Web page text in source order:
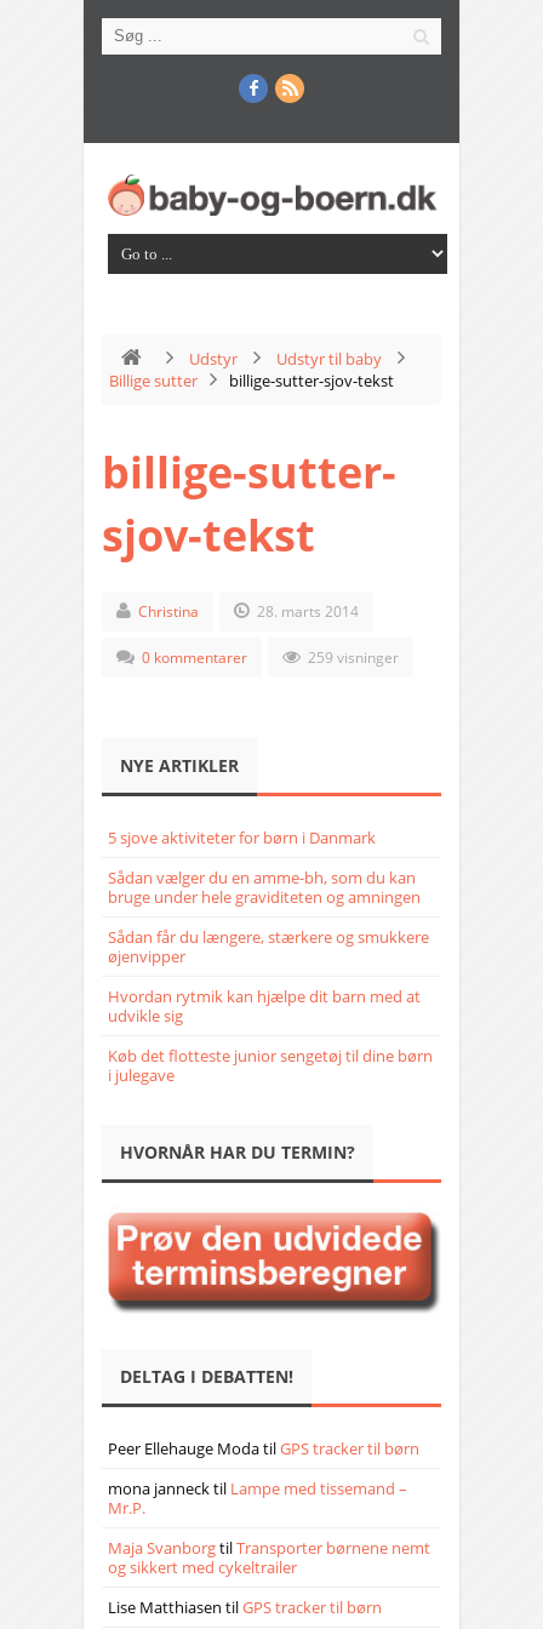
Udstyr
Udstyr til baby
Billige sutter
billige-sutter-sjov-tekst
billige-sutter-
sjov-tekst
Christina 28. marts 2014
0 kommentarer 259 visninger
NYE ARTIKLER
5 sjove aktiviteter for børn i Danmark
Sådan vælger du en amme-bh, som du kan
bruge under hele graviditeten og amningen
Sådan får du længere, stærkere og smukkere
øjenvipper
Hvordan rytmik kan hjælpe dit barn med at
udvikle sig
Køb det flotteste junior sengetøj til dine børn
i julegave
HVORNÅR HAR DU TERMIN?
DELTAG I DEBATTEN!
Peer Ellehauge ModatilGPS tracker til børn
mona jannecktil Lampe med tissemand –
Mr.P.
Maja SvanborgtilTransporter børnene nemt
og sikkert med cykeltrailer
Lise Matthiasen tilGPS tracker til børn